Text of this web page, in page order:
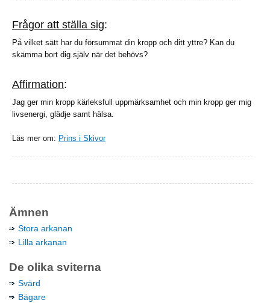
Frågor att ställa sig:
På vilket sätt har du försummat din kropp och ditt yttre? Kan du
skämma bort dig själv när det behövs?
Affirmation:
Jag ger min kropp kärleksfull uppmärksamhet och min kropp ger mig
livsenergi, glädje samt hälsa.
Läs mer om: Prins i Skivor
Ämnen
Stora arkanan
Lilla arkanan
De olika sviterna
Svärd
Bägare